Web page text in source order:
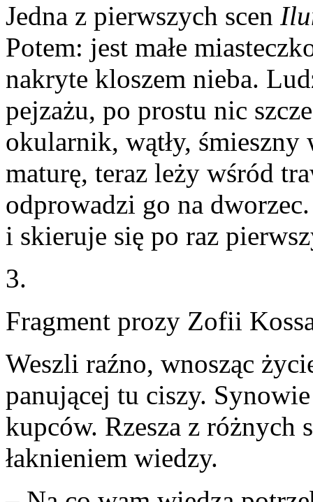
Jedna z pierwszych scen
Potem: jest małe
nakryte kloszem nieba.
pejzażu, po prostu nic
okularnik, wątły,
maturę, teraz leży wśród
odprowadzi go na
i skieruje się po raz
3.
Fragment prozy Zofii
Weszli raźno, wnosząc
panującej tu ciszy.
kupców. Rzesza z różnych
łaknieniem wiedzy.